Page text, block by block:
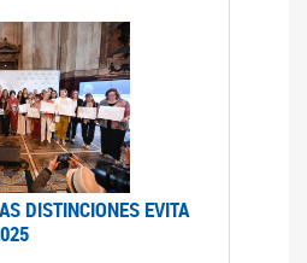
DISTINCIONES EVITA